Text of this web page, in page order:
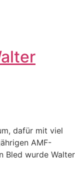
dafür mit viel
AMF-
Bled wurde Walter